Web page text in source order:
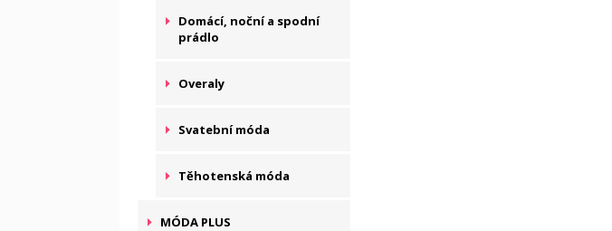
Domácí, noční a spodní
prádlo
Overaly
Svatební móda
Těhotenská móda
MÓDA PLUS